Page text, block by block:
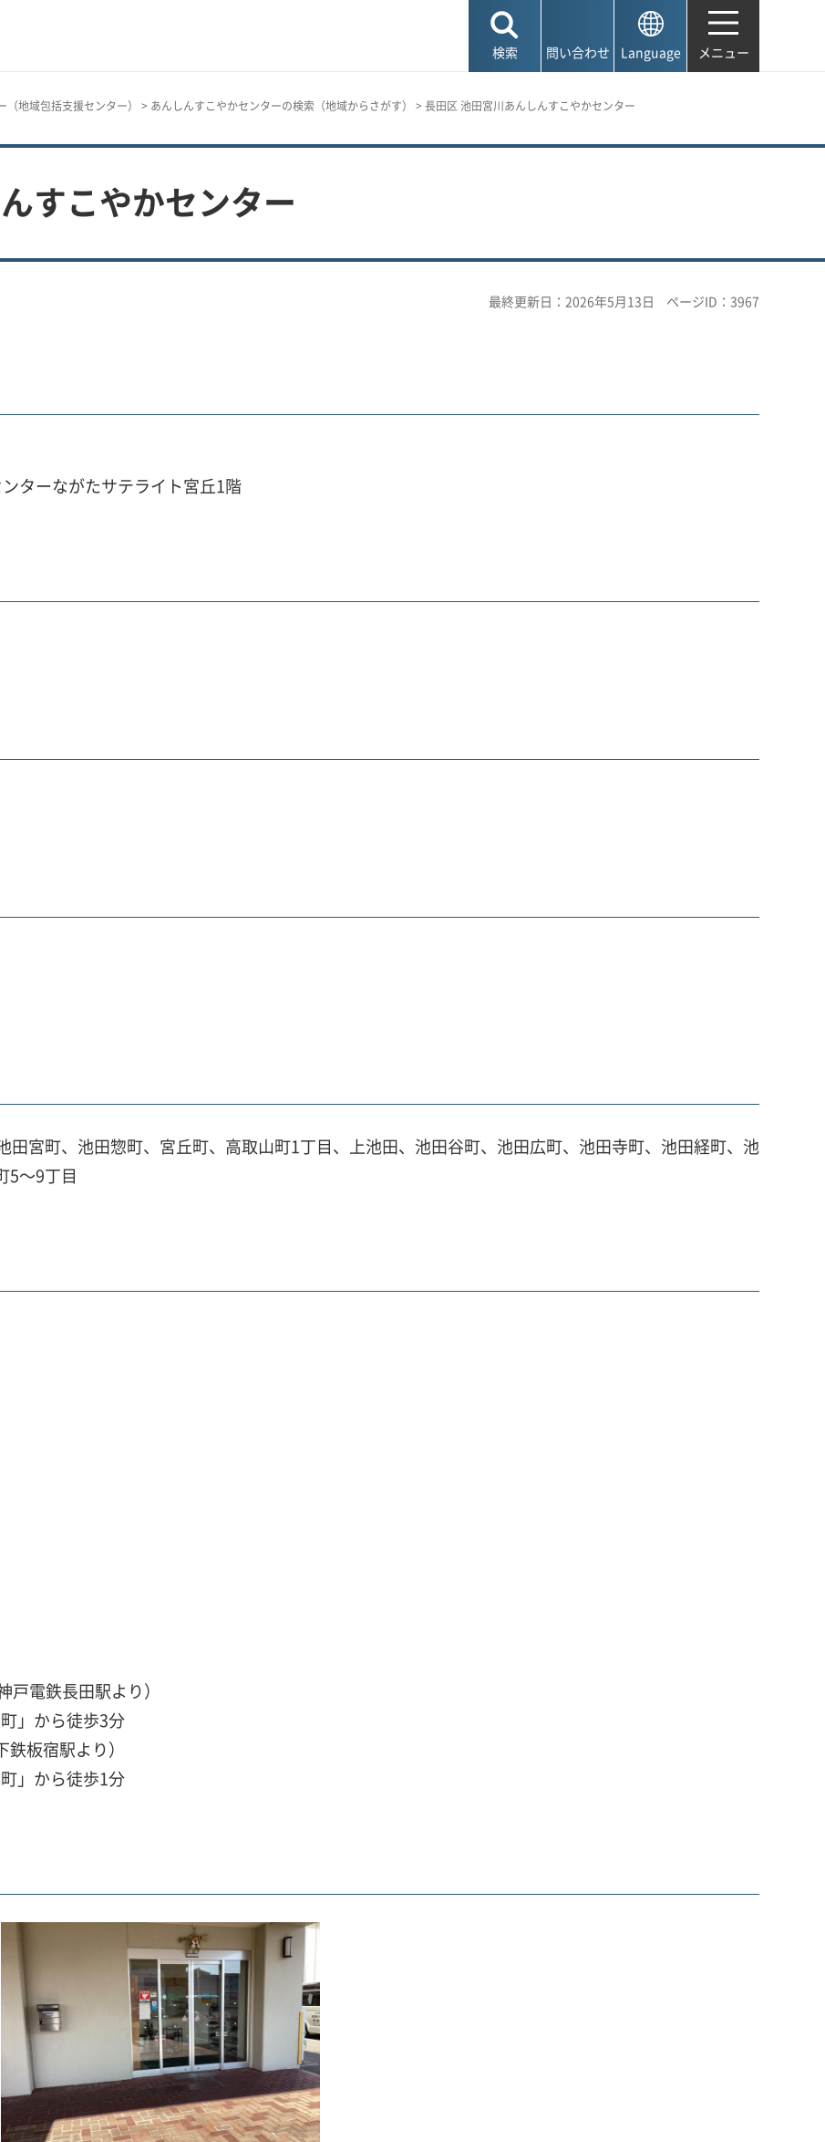
検索 問い合わせ Language メニュー
地域包括支援センター） > あんしんすこやかセンターの検索（地域からさがす） > 長田区 池田宮川あんしんすこやかセンター
すこやかセンター
最終更新日：2026年5月13日 ページID：3967
ターながたサテライト宮丘1階
宮町、池田惣町、宮丘町、高取山町1丁目、上池田、池田谷町、池田広町、池田寺町、池田経町、池
5～9丁目
電鉄長田駅より）
」から徒歩3分
鉄板宿駅より）
」から徒歩1分